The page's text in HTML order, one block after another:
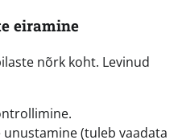
eiramine
nõrk koht. Levinud
(tuleb vaadata